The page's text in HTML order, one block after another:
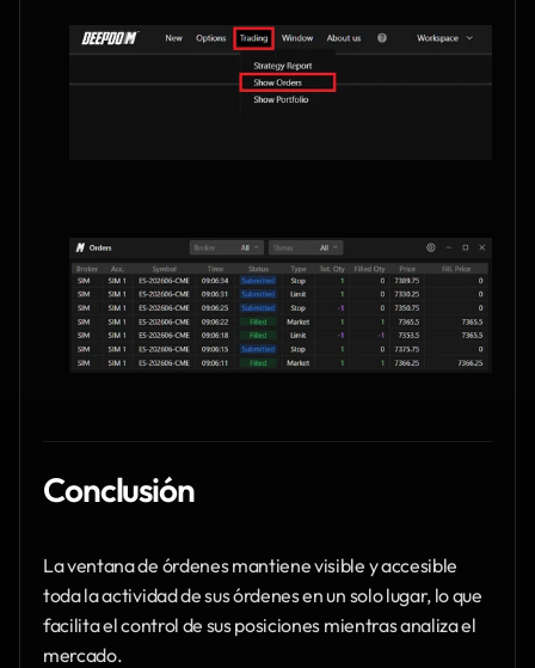
Conclusión
La ventana de órdenes mantiene visible y accesible
toda la actividad de sus órdenes en un solo lugar, lo que
facilita el control de sus posiciones mientras analiza el
mercado.